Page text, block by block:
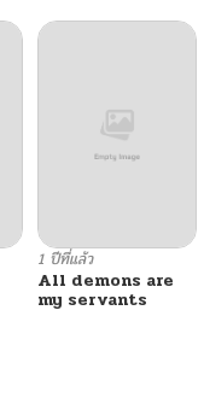
1 ปีที่แล้ว
All demons are
my servants